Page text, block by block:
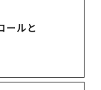
ールと